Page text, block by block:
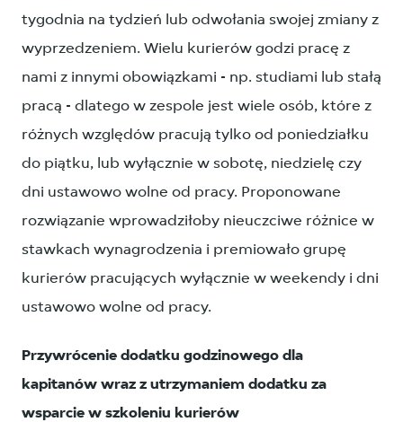
tygodnia na tydzień lub odwołania swojej zmiany z
wyprzedzeniem. Wielu kurierów godzi pracę z
nami z innymi obowiązkami - np. studiami lub stałą
pracą - dlatego w zespole jest wiele osób, które z
różnych względów pracują tylko od poniedziałku
do piątku, lub wyłącznie w sobotę, niedzielę czy
dni ustawowo wolne od pracy. Proponowane
rozwiązanie wprowadziłoby nieuczciwe różnice w
stawkach wynagrodzenia i premiowało grupę
kurierów pracujących wyłącznie w weekendy i dni
ustawowo wolne od pracy.
Przywrócenie dodatku godzinowego dla
kapitanów wraz z utrzymaniem dodatku za
wsparcie w szkoleniu kurierów